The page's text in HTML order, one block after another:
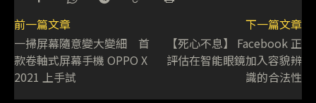
前一篇文章
一掃屏幕隨意變大變細 首
款卷軸式屏幕手機 OPPO X
2021 上手試
下一篇文章
【死心不息】 Facebook 正
評估在智能眼鏡加入容貌辨
識的合法性